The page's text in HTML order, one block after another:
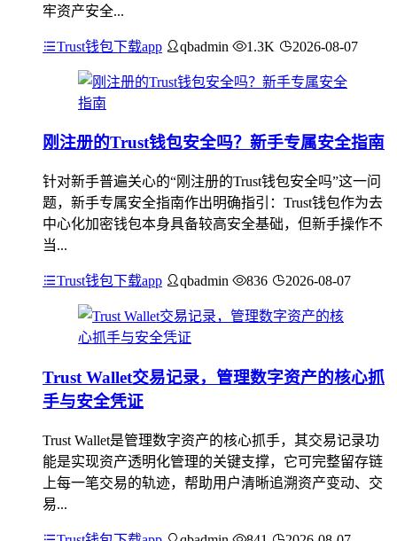
牢资产安全...
Trust钱包下载app qbadmin 1.3K 2026-08-07
刚注册的Trust钱包安全吗？新手专属安全指南
针对新手普遍关心的“刚注册的Trust钱包安全吗”这一问
题，新手专属安全指南作出明确指引：Trust钱包作为去
中心化加密钱包本身具备较高安全基础，但新手操作不
当...
Trust钱包下载app qbadmin 836 2026-08-07
Trust Wallet交易记录，管理数字资产的核心抓
手与安全凭证
Trust Wallet是管理数字资产的核心抓手，其交易记录功
能是实现资产透明化管理的关键支撑，它可完整留存链
上每一笔交易的轨迹，帮助用户清晰追溯资产变动、交
易...